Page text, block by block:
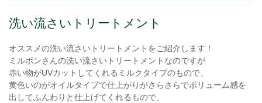
洗い流さいトリートメント
オススメの洗い流さいトリートメントをご紹介します！
ミルボンさんの洗い流さいトリートメントなのですが
赤い物がUVカットしてくれるミルクタイプのもので、
黄色いのがオイルタイプで仕上がりがさらさらでボリューム感を
出してふんわりと仕上げてくれるもので、